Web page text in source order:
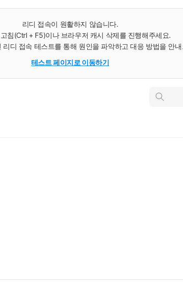
리디 접속이 원활하지 않습니다.
침(Ctrl + F5)이나 브라우저 캐시 삭제를 진행해주세요.
디 접속 테스트를 통해 원인을 파악하고 대응 방법을 안
테스트 페이지로 이동하기
인